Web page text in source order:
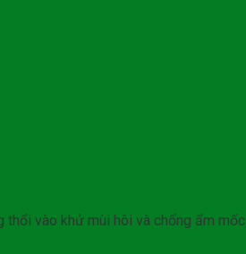
thổi vào khử mùi hôi và chống ẩm mốc